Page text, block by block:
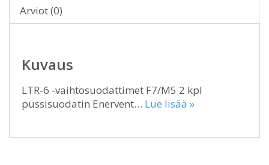
Arviot (0)
Kuvaus
LTR-6 -vaihtosuodattimet F7/M5 2 kpl
pussisuodatin Enervent… Lue lisää »